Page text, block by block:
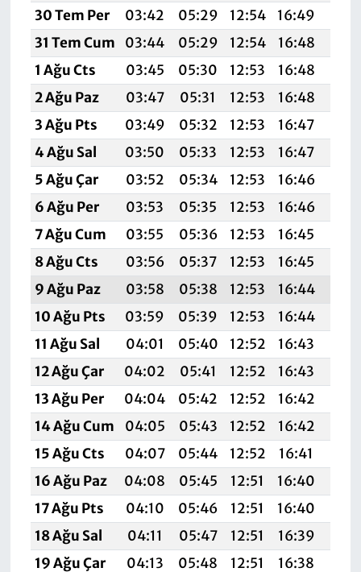
30 Tem Per
03:42 05:29 12:54 16:49
31 Tem Cum
03:44 05:29 12:54 16:48
1 Ağu Cts
03:45 05:30 12:53 16:48
2 Ağu Paz
03:47 05:31 12:53 16:48
3 Ağu Pts
03:49 05:32 12:53 16:47
4 Ağu Sal
03:50 05:33 12:53 16:47
5 Ağu Çar
03:52 05:34 12:53 16:46
6 Ağu Per
03:53 05:35 12:53 16:46
7 Ağu Cum
03:55 05:36 12:53 16:45
8 Ağu Cts
03:56 05:37 12:53 16:45
9 Ağu Paz
03:58 05:38 12:53 16:44
10 Ağu Pts
03:59 05:39 12:53 16:44
11 Ağu Sal
04:01 05:40 12:52 16:43
12 Ağu Çar
04:02 05:41 12:52 16:43
13 Ağu Per
04:04 05:42 12:52 16:42
14 Ağu Cum
04:05 05:43 12:52 16:42
15 Ağu Cts
04:07 05:44 12:52 16:41
16 Ağu Paz
04:08 05:45 12:51 16:40
17 Ağu Pts
04:10 05:46 12:51 16:40
18 Ağu Sal
04:11 05:47 12:51 16:39
19 Ağu Çar
04:13 05:48 12:51 16:38